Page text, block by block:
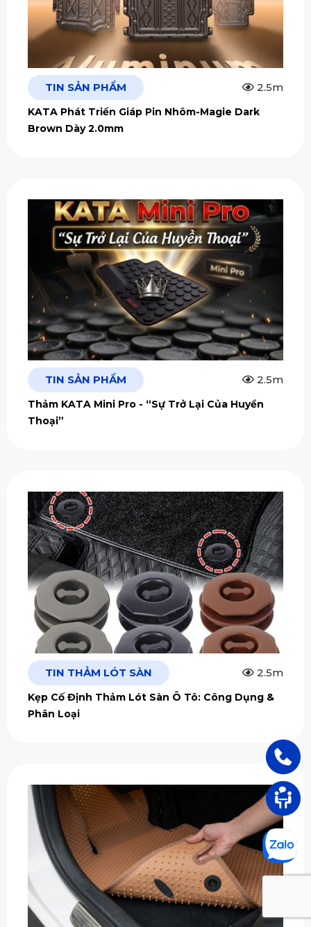
TIN SẢN PHẨM 2.5m
KATA Phát Triển Giáp Pin Nhôm-Magie Dark
Brown Dày 2.0mm
TIN SẢN PHẨM 2.5m
Thảm KATA Mini Pro - “Sự Trở Lại Của Huyền
Thoại”
TIN THẢM LÓT SÀN 2.5m
Kẹp Cố Định Thảm Lót Sàn Ô Tô: Công Dụng &
Phân Loại